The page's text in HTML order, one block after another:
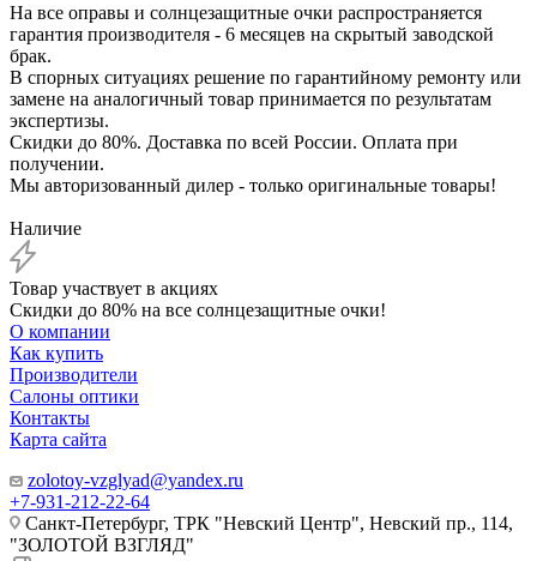
На все оправы и солнцезащитные очки распространяется
гарантия производителя - 6 месяцев на скрытый заводской
брак.
В спорных ситуациях решение по гарантийному ремонту или
замене на аналогичный товар принимается по результатам
экспертизы.
Скидки до 80%. Доставка по всей России. Оплата при
получении.
Мы авторизованный дилер - только оригинальные товары!
Наличие
Товар участвует в акциях
Скидки до 80% на все солнцезащитные очки!
О компании
Как купить
Производители
Салоны оптики
Контакты
Карта сайта
zolotoy-vzglyad@yandex.ru
+7-931-212-22-64
Санкт-Петербург, ТРК "Невский Центр", Невский пр., 114,
"ЗОЛОТОЙ ВЗГЛЯД"